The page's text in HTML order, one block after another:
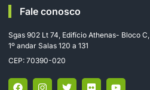
Fale conosco
Sgas 902 Lt 74, Edifício Athenas- Bloco C,
1º andar Salas 120 a 131
CEP: 70390-020